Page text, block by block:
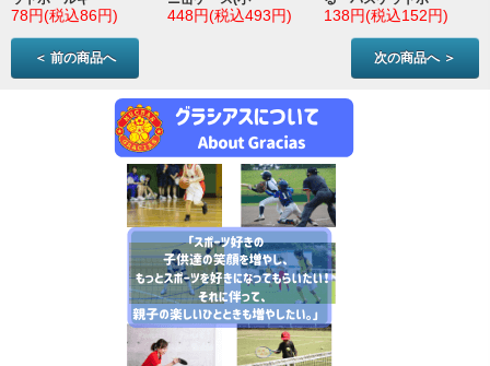
78円(税込86円) 448円(税込493円) 138円(税込152円)
＜ 前の商品へ 次の商品へ ＞